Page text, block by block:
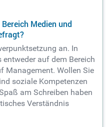
Medien und
an. In
auf dem Bereich
Management. Wollen Sie
soziale Kompetenzen
am Schreiben haben
Verständnis